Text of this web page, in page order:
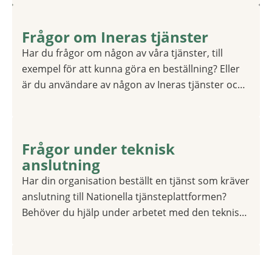
1 av 1
Frågor om Ineras tjänster
Har du frågor om någon av våra tjänster, till
exempel för att kunna göra en beställning? Eller
är du användare av någon av Ineras tjänster och
1 av 1
Frågor under teknisk
anslutning
Har din organisation beställt en tjänst som kräver
anslutning till Nationella tjänsteplattformen?
Behöver du hjälp under arbetet med den tekniska